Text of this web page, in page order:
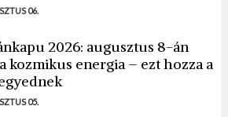
06.
2026: augusztus 8-án
kozmikus energia – ezt hozza a
05.